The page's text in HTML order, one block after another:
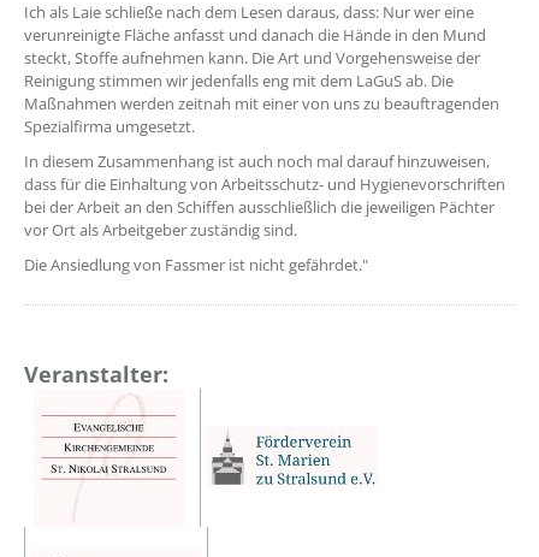
Ich als Laie schließe nach dem Lesen daraus, dass: Nur wer eine
verunreinigte Fläche anfasst und danach die Hände in den Mund
steckt, Stoffe aufnehmen kann. Die Art und Vorgehensweise der
Reinigung stimmen wir jedenfalls eng mit dem LaGuS ab. Die
Maßnahmen werden zeitnah mit einer von uns zu beauftragenden
Spezialfirma umgesetzt.
In diesem Zusammenhang ist auch noch mal darauf hinzuweisen,
dass für die Einhaltung von Arbeitsschutz- und Hygienevorschriften
bei der Arbeit an den Schiffen ausschließlich die jeweiligen Pächter
vor Ort als Arbeitgeber zuständig sind.
Die Ansiedlung von Fassmer ist nicht gefährdet."
Veranstalter: